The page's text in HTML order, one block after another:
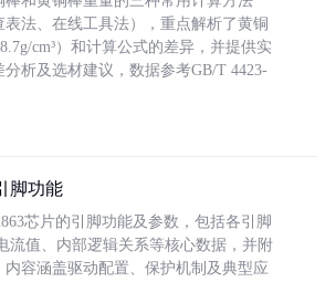
表法、在线工具法），重点解析了黄铜
cm³）和计算公式的差异，并提供实
分析及选材建议，数据参考GB/T 4423-
脚功能
芯片的引脚功能及参数，包括各引脚
流值、内部逻辑关系等核心数据，并附
内容涵盖驱动配置、保护机制及典型应